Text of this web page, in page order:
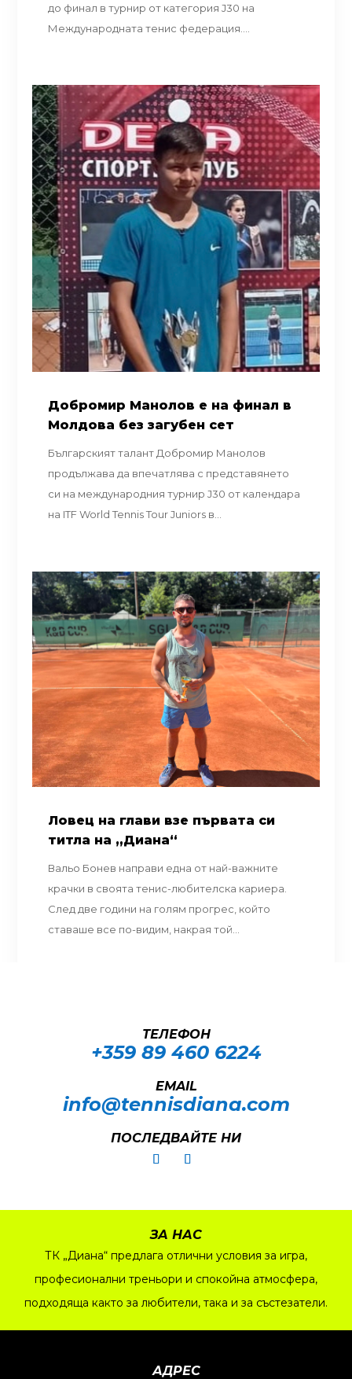
до финал в турнир от категория J30 на
Международната тенис федерация....
Добромир Манолов е на финал в
Молдова без загубен сет
Българският талант Добромир Манолов
продължава да впечатлява с представянето
си на международния турнир J30 от календара
на ITF World Tennis Tour Juniors в...
Ловец на глави взе първата си
титла на „Диана“
Вальо Бонев направи една от най-важните
крачки в своята тенис-любителска кариера.
След две години на голям прогрес, който
ставаше все по-видим, накрая той...
ТЕЛЕФОН
+359 89 460 6224­
EMAIL
info@tennisdiana.com
ПОСЛЕДВАЙТЕ НИ
ЗА НАС
ТК „Диана“ предлага отлични условия за игра,
професионални треньори и спокойна атмосфера,
подходяща както за любители, така и за състезатели.
АДРЕС